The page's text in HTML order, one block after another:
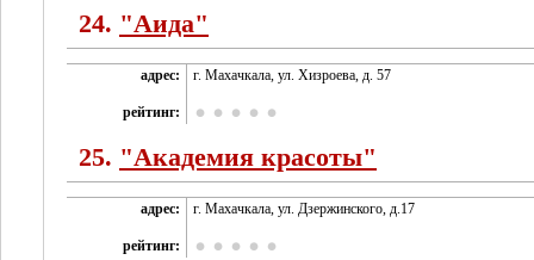
24. "Аида"
адрес: г. Махачкала, ул. Хизроева, д. 57
рейтинг:
25. "Академия красоты"
адрес: г. Махачкала, ул. Дзержинского, д.17
рейтинг: